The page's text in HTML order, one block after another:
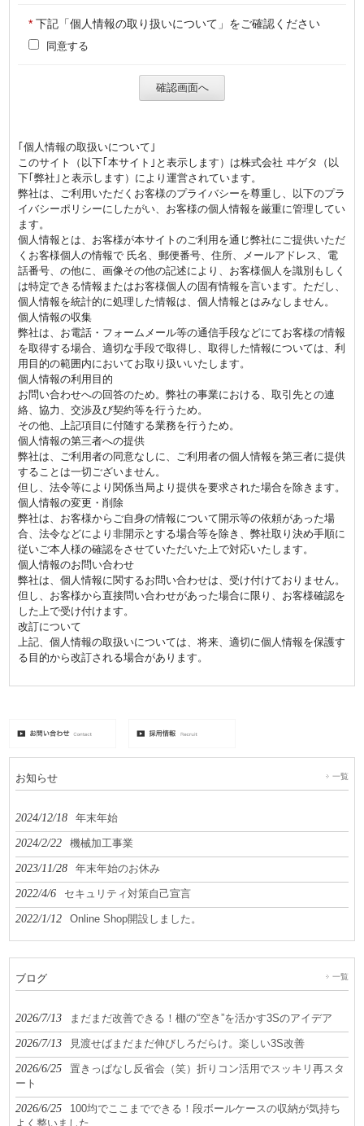
* 下記「個人情報の取り扱いについて」をご確認ください
同意する
｢個人情報の取扱いについて｣
このサイト（以下｢本サイト｣と表示します）は株式会社 ヰゲタ（以
下｢弊社｣と表示します）により運営されています。
弊社は、ご利用いただくお客様のプライバシーを尊重し、以下のプラ
イバシーポリシーにしたがい、お客様の個人情報を厳重に管理してい
ます。
個人情報とは、お客様が本サイトのご利用を通じ弊社にご提供いただ
くお客様個人の情報で 氏名、郵便番号、住所、メールアドレス、電
話番号、の他に、画像その他の記述により、お客様個人を識別もしく
は特定できる情報またはお客様個人の固有情報を言います。ただし、
個人情報を統計的に処理した情報は、個人情報とはみなしません。
個人情報の収集
弊社は、お電話・フォームメール等の通信手段などにてお客様の情報
を取得する場合、適切な手段で取得し、取得した情報については、利
用目的の範囲内においてお取り扱いいたします。
個人情報の利用目的
お問い合わせへの回答のため。弊社の事業における、取引先との連
絡、協力、交渉及び契約等を行うため。
その他、上記項目に付随する業務を行うため。
個人情報の第三者への提供
弊社は、ご利用者の同意なしに、ご利用者の個人情報を第三者に提供
することは一切ございません。
但し、法令等により関係当局より提供を要求された場合を除きます。
個人情報の変更・削除
弊社は、お客様からご自身の情報について開示等の依頼があった場
合、法令などにより非開示とする場合等を除き、弊社取り決め手順に
従いご本人様の確認をさせていただいた上で対応いたします。
個人情報のお問い合わせ
弊社は、個人情報に関するお問い合わせは、受け付けておりません。
但し、お客様から直接問い合わせがあった場合に限り、お客様確認を
した上で受け付けます。
改訂について
上記、個人情報の取扱いについては、将来、適切に個人情報を保護す
る目的から改訂される場合があります。
お知らせ 一覧
2024/12/18 年末年始
2024/2/22 機械加工事業
2023/11/28 年末年始のお休み
2022/4/6 セキュリティ対策自己宣言
2022/1/12 Online Shop開設しました。
ブログ 一覧
2026/7/13 まだまだ改善できる！棚の“空き”を活かす3Sのアイデア
2026/7/13 見渡せばまだまだ伸びしろだらけ。楽しい3S改善
2026/6/25
置きっぱなし反省会（笑）折りコン活用でスッキリ再スタ
ート
2026/6/25
100均でここまでできる！段ボールケースの収納が気持ち
よく整いました